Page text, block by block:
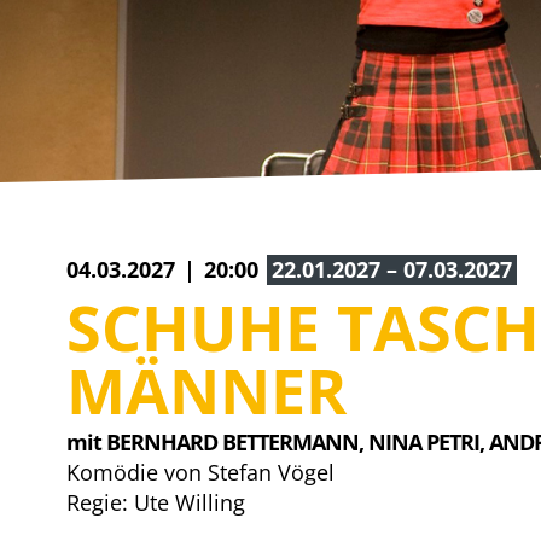
YES, WE CAMP
mit WILLI THOMCZYK, DANA GOLOMBEK VON
HEINERSDORFF u. a.
Die Camper sind zurück!
04.03.2027 20:00 22.01.2027 – 07.03.2027
SCHUHE
MÄNNER
mit BERNHARD BETTERMANN, NINA PETRI,
Komödie von Stefan Vögel
Regie: Ute Willing